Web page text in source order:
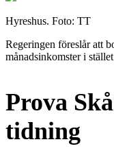
Hyreshus. Foto: TT
Regeringen föreslår att
månadsinkomster i
Prova
tidning